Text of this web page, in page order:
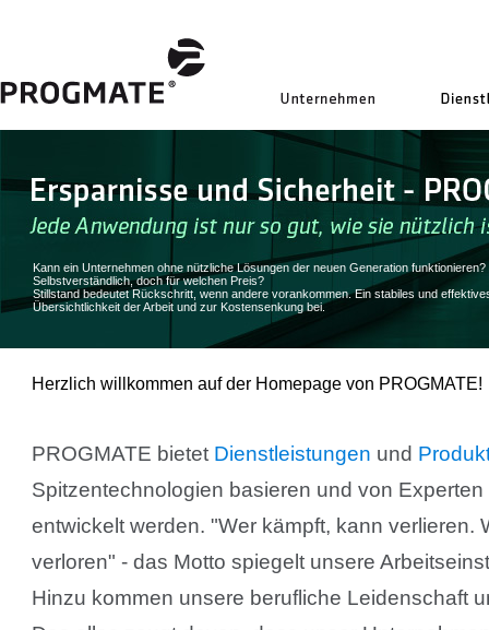
Kann ein Unternehmen ohne nützliche Lösungen der neuen Generation funktionieren?
Selbstverständlich, doch für welchen Preis?
Stillstand bedeutet Rückschritt, wenn andere vorankommen. Ein stabiles und
Übersichtlichkeit der Arbeit und zur Kostensenkung bei.
Herzlich willkommen auf der Homepage von PROGMATE!
PROGMATE bietet Dienstleistungen und
Spitzentechnologien basieren und von
entwickelt werden. "Wer kämpft, kann verlieren.
verloren" - das Motto spiegelt unsere
Hinzu kommen unsere berufliche Leidenschaft